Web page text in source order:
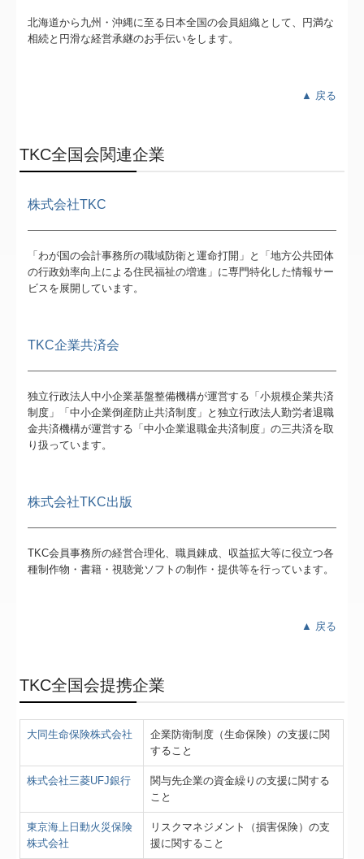
北海道から九州・沖縄に至る日本全国の会員組織として、円満な
相続と円滑な経営承継のお手伝いをします。
▲ 戻る
TKC全国会関連企業
株式会社TKC
「わが国の会計事務所の職域防衛と運命打開」と「地方公共団体
の行政効率向上による住民福祉の増進」に専門特化した情報サー
ビスを展開しています。
TKC企業共済会
独立行政法人中小企業基盤整備機構が運営する「小規模企業共済
制度」「中小企業倒産防止共済制度」と独立行政法人勤労者退職
金共済機構が運営する「中小企業退職金共済制度」の三共済を取
り扱っています。
株式会社TKC出版
TKC会員事務所の経営合理化、職員錬成、収益拡大等に役立つ各
種制作物・書籍・視聴覚ソフトの制作・提供等を行っています。
▲ 戻る
TKC全国会提携企業
大同生命保険株式会社
企業防衛制度（生命保険）の支援に関
すること
株式会社三菱UFJ銀行
関与先企業の資金繰りの支援に関する
こと
東京海上日動火災保険
株式会社
リスクマネジメント（損害保険）の支
援に関すること